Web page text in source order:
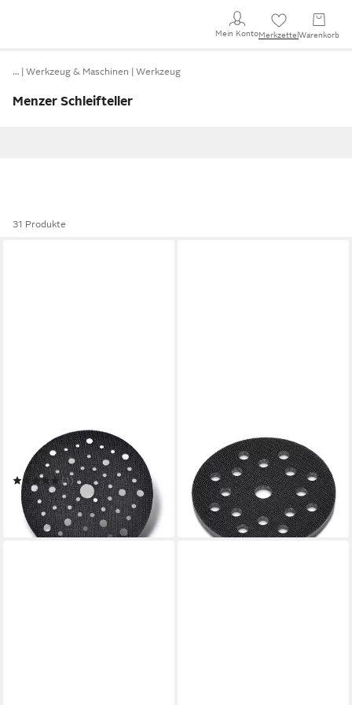
Mein KontoMerkzettel Warenkorb
… Werkzeug & Maschinen Werkzeug
Menzer Schleifteller
31 Produkte
Schleifteller
Schleiftellerschutz Ø 150 mm
(2 Stk)
(1)
11,75 €
(5,88 €/ 1 Stk)
in 2-3 Werktagen bei dir
Schleifteller Interface Pad Ø
125 mm
13,55 €
in 2-3 Werktagen bei dir